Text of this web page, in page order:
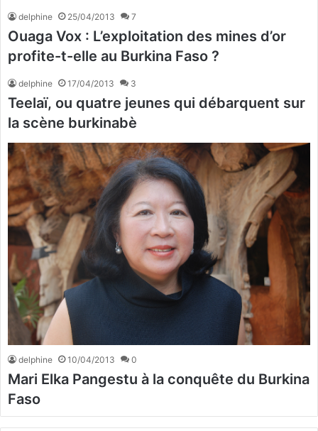
delphine 25/04/2013 7
Ouaga Vox : L’exploitation des mines d’or
profite-t-elle au Burkina Faso ?
delphine 17/04/2013 3
Teelaï, ou quatre jeunes qui débarquent sur
la scène burkinabè
delphine 10/04/2013 0
Mari Elka Pangestu à la conquête du Burkina
Faso